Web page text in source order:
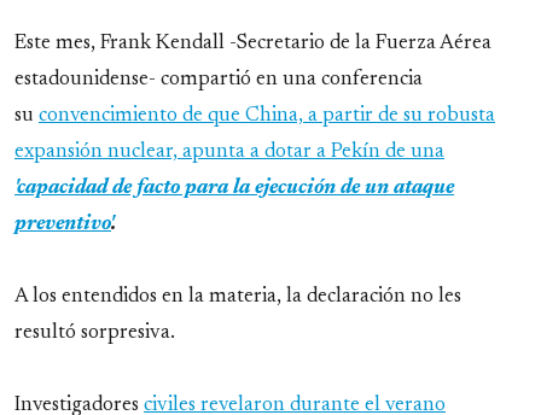
Este mes, Frank Kendall -Secretario de la Fuerza Aérea
estadounidense- compartió en una conferencia
su convencimiento de que China, a partir de su robusta
expansión nuclear, apunta a dotar a Pekín de una
'capacidad de facto para la ejecución de un ataque
preventivo'.
A los entendidos en la materia, la declaración no les
resultó sorpresiva.
Investigadores civiles revelaron durante el verano